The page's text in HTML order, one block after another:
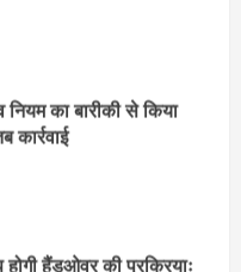
हैंडओवर की प्रक्रियाः
के ओसी में बड़ा बदलाव,